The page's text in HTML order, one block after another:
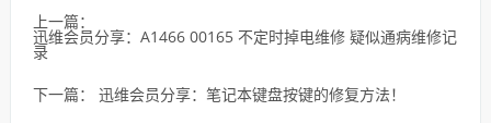
上一篇：
迅维会员分享：A1466 00165 不定时掉电维修 疑似通病维修记
录
下一篇： 迅维会员分享：笔记本键盘按键的修复方法！